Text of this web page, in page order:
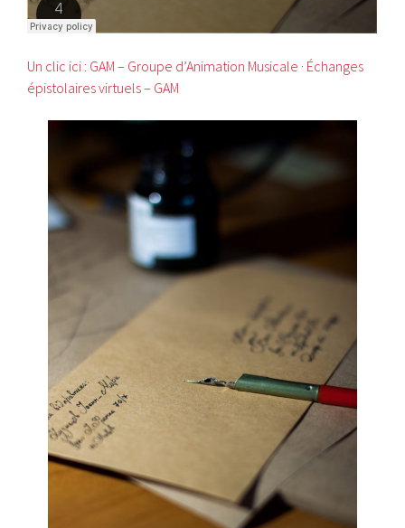
Un clic ici : GAM – Groupe d’Animation Musicale · Échanges
épistolaires virtuels – GAM